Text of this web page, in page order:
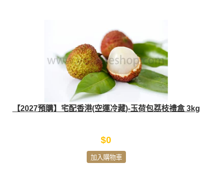
【2027預購】宅配香港(空運冷藏)-玉荷包荔枝禮盒 3kg
$0
加入購物車